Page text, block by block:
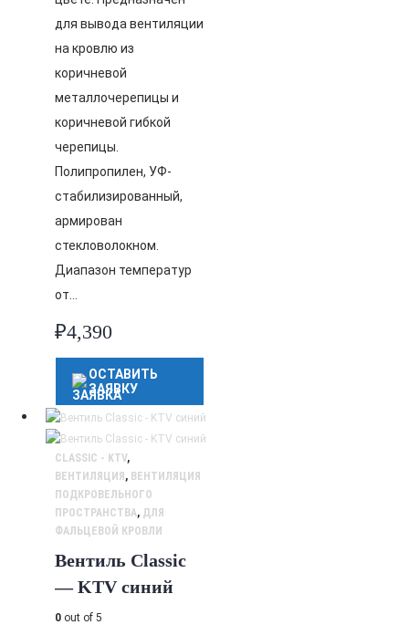
для вывода вентиляции
на кровлю из
коричневой
металлочерепицы и
коричневой гибкой
черепицы.
Полипропилен, УФ-
стабилизированный,
армирован
стекловолокном.
Диапазон температур
от…
₽4,390
ОСТАВИТЬ
ЗАЯВКУ
CLASSIC - KTV,
ВЕНТИЛЯЦИЯ, ВЕНТИЛЯЦИЯ
ПОДКРОВЕЛЬНОГО
ПРОСТРАНСТВА, ДЛЯ
ФАЛЬЦЕВОЙ КРОВЛИ
Вентиль Classic
— KTV синий
0 out of 5